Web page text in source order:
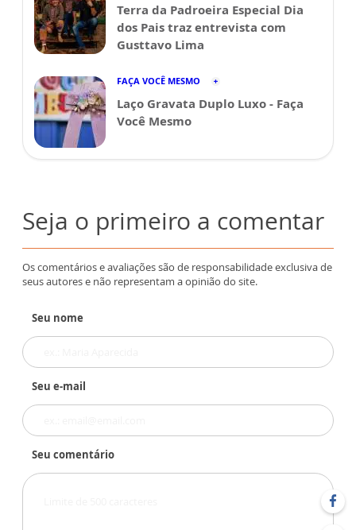
Terra da Padroeira Especial Dia
dos Pais traz entrevista com
Gusttavo Lima
FAÇA VOCÊ MESMO
Laço Gravata Duplo Luxo - Faça
Você Mesmo
Seja o primeiro a comentar
Os comentários e avaliações são de responsabilidade exclusiva de
seus autores e não representam a opinião do site.
Seu nome
Seu e-mail
Seu comentário